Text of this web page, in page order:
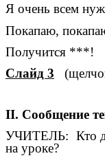
Я очень всем
Покапаю,
Получится ***!
Слайд 3
II. Сообщение
УЧИТЕЛЬ: Кто
на уроке?